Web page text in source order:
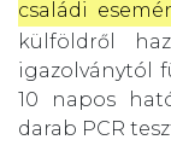
családi
külföldről
igazolványtól
10 napos
darab PCR